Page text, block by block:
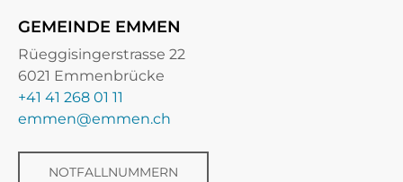
GEMEINDE EMMEN
Rüeggisingerstrasse 22
6021 Emmenbrücke
+41 41 268 01 11
emmen@emmen.ch
NOTFALLNUMMERN